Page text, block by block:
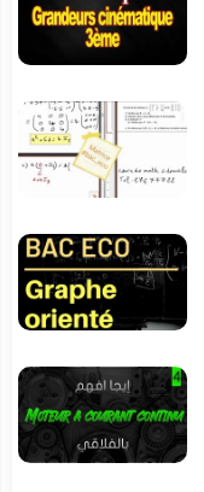
18:36
31:39
7:25